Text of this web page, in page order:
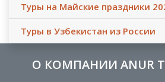
Туры на Майские праздники
Туры в Узбекистан из России
О КОМПАНИИ ANUR